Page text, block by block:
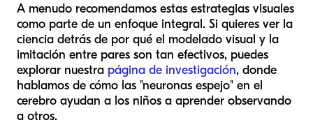
A menudo recomendamos estas estrategias visuales
como parte de un enfoque integral. Si quieres ver la
ciencia detrás de por qué el modelado visual y la
imitación entre pares son tan efectivos, puedes
explorar nuestra página de investigación, donde
hablamos de cómo las "neuronas espejo" en el
cerebro ayudan a los niños a aprender observando
a otros.